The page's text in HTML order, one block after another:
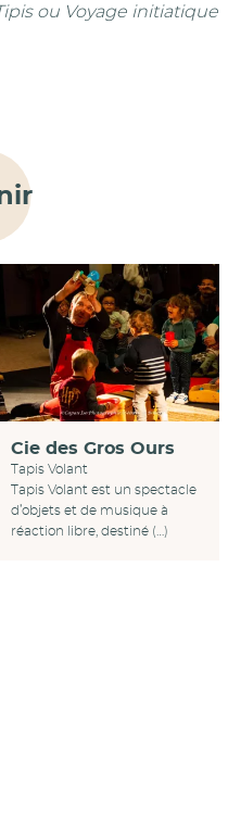
ou Voyage initiatique
Cie des Gros Ours
Tapis Volant
Tapis Volant est un spectacle
d’objets et de musique à
réaction libre, destiné (…)